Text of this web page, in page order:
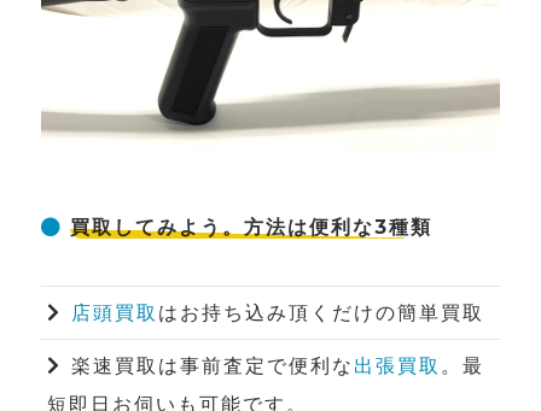
買取してみよう。方法は便利な3種類
店頭買取 はお持ち込み頂くだけの簡単買取
楽速買取は事前査定で便利な 出張買取 。最
短即日お伺いも可能です。